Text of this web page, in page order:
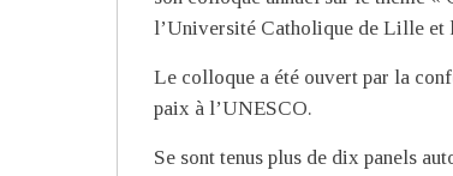
l’Université Catholique de Lille et
Le colloque a été ouvert par la
paix à l’UNESCO.
Se sont tenus plus de dix panels